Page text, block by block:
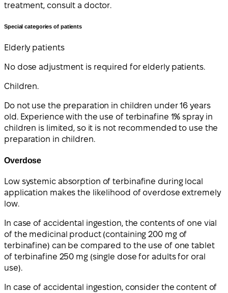
treatment, consult a doctor.
Special categories of patients
Elderly patients
No dose adjustment is required for elderly patients.
Children.
Do not use the preparation in children under 16 years
old. Experience with the use of terbinafine 1% spray in
children is limited, so it is not recommended to use the
preparation in children.
Overdose
Low systemic absorption of terbinafine during local
application makes the likelihood of overdose extremely
low.
In case of accidental ingestion, the contents of one vial
of the medicinal product (containing 200 mg of
terbinafine) can be compared to the use of one tablet
of terbinafine 250 mg (single dose for adults for oral
use).
In case of accidental ingestion, consider the content of